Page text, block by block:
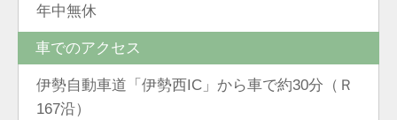
年中無休
車でのアクセス
伊勢自動車道「伊勢西IC」から車で約30分（Ｒ
167沿）